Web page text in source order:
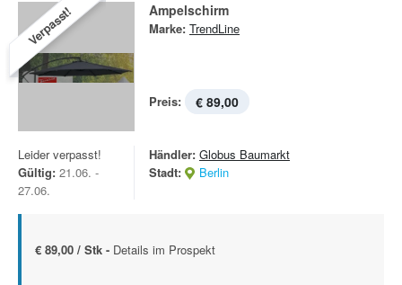
Verpasst! Ampelschirm
Marke: TrendLine
Preis: € 89,00
Leider verpasst!
Gültig: 21.06. -
27.06.
Händler: Globus Baumarkt
Stadt:
Berlin
€ 89,00 / Stk - Details im Prospekt